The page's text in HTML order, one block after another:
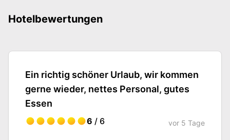
Hotelbewertungen
Ein richtig schöner Urlaub, wir kommen
gerne wieder, nettes Personal, gutes
Essen
6 / 6 vor 5 Tage